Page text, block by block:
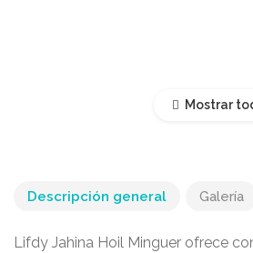
Mostrar
Descripción general Galería
Lifdy Jahina Hoil Minguer ofrece